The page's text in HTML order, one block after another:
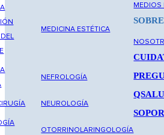
MEDICINA ESTÉTICA
NEFROLOGÍA
NEUROLOGÍA
OTORRINOLARINGOLOGÍA
MEDIOS